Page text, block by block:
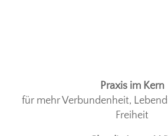
Praxis im Kern
für mehr Verbundenheit,
Freiheit